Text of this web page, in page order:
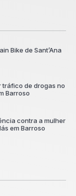
Bike de Sant’Ana
tráfico de drogas no
Barroso
contra a mulher
em Barroso